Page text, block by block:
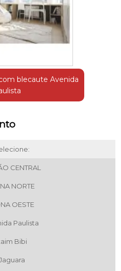
blecaute Avenida
CENTRAL
NORTE
OESTE
Paulista
Bibi